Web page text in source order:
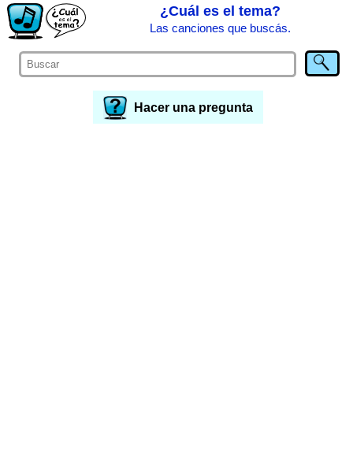
¿Cuál es el tema?
Las canciones que buscás.
Hacer una pregunta